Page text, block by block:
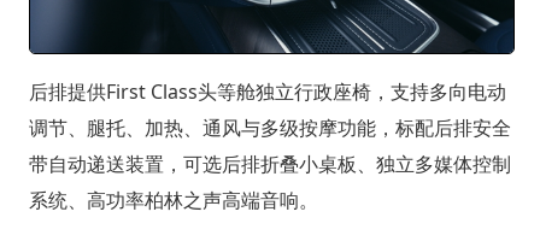
后排提供First Class头等舱独立行政座椅，支持多向电动
调节、腿托、加热、通风与多级按摩功能，标配后排安全
带自动递送装置，可选后排折叠小桌板、独立多媒体控制
系统、高功率柏林之声高端音响。